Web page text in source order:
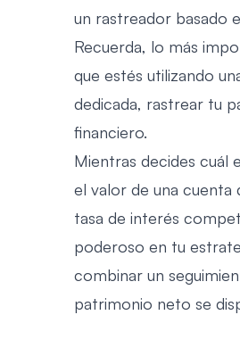
un rastreador basado
Recuerda, lo más
que estés utilizando
dedicada, rastrear tu
financiero.
Mientras decides cuál
el valor de una
tasa de interés
poderoso en tu
combinar un
patrimonio neto se